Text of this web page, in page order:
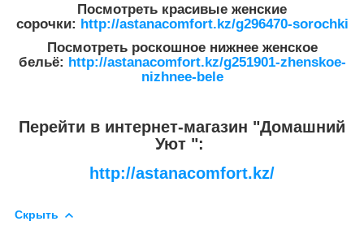
Посмотреть красивые женские
сорочки: http://astanacomfort.kz/g296470-sorochki
Посмотреть роскошное нижнее женское
бельё: http://astanacomfort.kz/g251901-zhenskoe-
nizhnee-bele
Перейти в интернет-магазин "Домашний
Уют ":
http://astanacomfort.kz/
Скрыть